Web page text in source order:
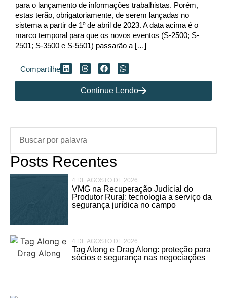
para o lançamento de informações trabalhistas. Porém,
estas terão, obrigatoriamente, de serem lançadas no
sistema a partir de 1º de abril de 2023. A data acima é o
marco temporal para que os novos eventos (S-2500; S-
2501; S-3500 e S-5501) passarão a […]
Compartilhe
Continue Lendo
Posts Recentes
4 DE AGOSTO DE 2026
VMG na Recuperação Judicial do
Produtor Rural: tecnologia a serviço da
segurança jurídica no campo
4 DE AGOSTO DE 2026
Tag Along e Drag Along: proteção para
sócios e segurança nas negociações